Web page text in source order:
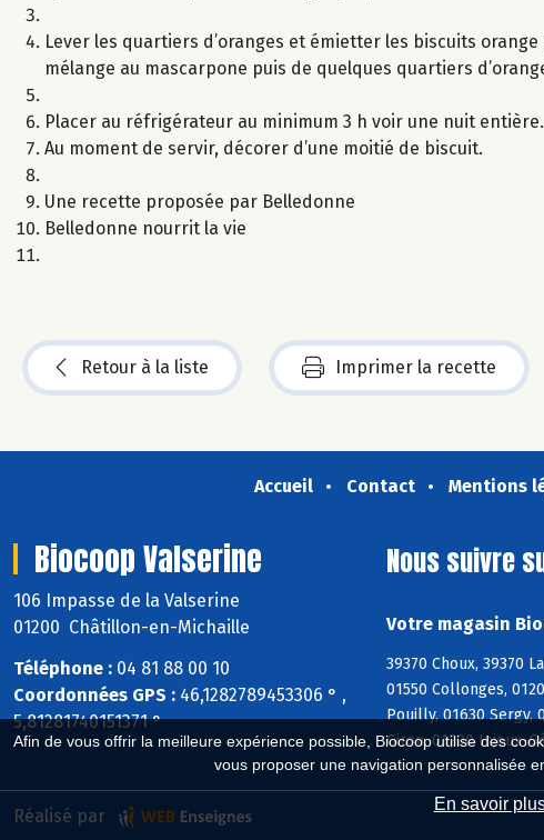
Afin de vous offrir la meilleure expérience possible, Biocoop utilise des
vous proposer une navigation personnalisée
En savoir
Lever les quartiers d’oranges et émietter les biscuits
mélange au mascarpone puis de quelques quartiers
Placer au réfrigérateur au minimum 3 h voir une nuit entière.
Au moment de servir, décorer d’une moitié de biscuit.
Une recette proposée par Belledonne
Belledonne nourrit la vie
Retour à la liste Imprimer la recette
Accueil Contact Mentions
Biocoop Valserine
106 Impasse de la Valserine
01200 Châtillon-en-Michaille
Téléphone : 04 81 88 00 10
Coordonnées GPS : 46,1282789453306 ° ,
5,81281740151371 °
Nous suivre
Votre magasin
39370 Choux, 39370
01550 Collonges,
Pouilly, 01630 Sergy,
Giron, 01200 Injoux-
Réalisé par